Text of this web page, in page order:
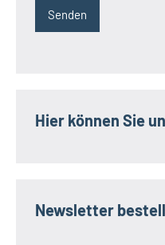
Hier können Sie
Newsletter